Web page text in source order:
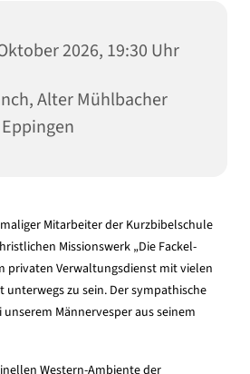
2026, 19:30 Uhr
Alter Mühlbacher
Mitarbeiter der Kurzbibelschule
Missionswerk „Die Fackel-
privaten Verwaltungsdienst mit vielen
unterwegs zu sein. Der sympathische
Männervesper aus seinem